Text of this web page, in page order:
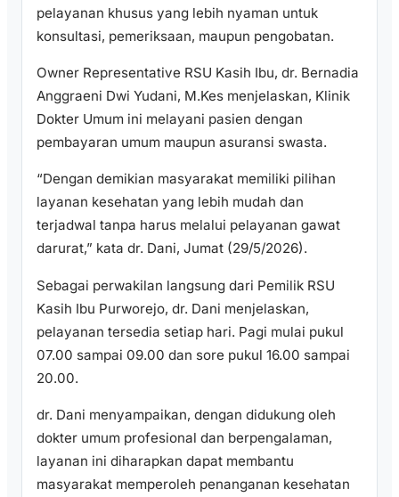
pelayanan khusus yang lebih nyaman untuk
konsultasi, pemeriksaan, maupun pengobatan.
Owner Representative RSU Kasih Ibu, dr. Bernadia
Anggraeni Dwi Yudani, M.Kes menjelaskan, Klinik
Dokter Umum ini melayani pasien dengan
pembayaran umum maupun asuransi swasta.
“Dengan demikian masyarakat memiliki pilihan
layanan kesehatan yang lebih mudah dan
terjadwal tanpa harus melalui pelayanan gawat
darurat,” kata dr. Dani, Jumat (29/5/2026).
Sebagai perwakilan langsung dari Pemilik RSU
Kasih Ibu Purworejo, dr. Dani menjelaskan,
pelayanan tersedia setiap hari. Pagi mulai pukul
07.00 sampai 09.00 dan sore pukul 16.00 sampai
20.00.
dr. Dani menyampaikan, dengan didukung oleh
dokter umum profesional dan berpengalaman,
layanan ini diharapkan dapat membantu
masyarakat memperoleh penanganan kesehatan